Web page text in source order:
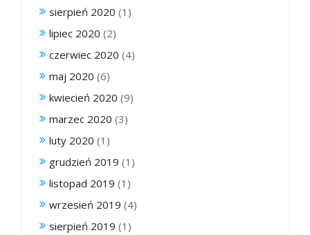
sierpień 2020 (1)
lipiec 2020 (2)
czerwiec 2020 (4)
maj 2020 (6)
kwiecień 2020 (9)
marzec 2020 (3)
luty 2020 (1)
grudzień 2019 (1)
listopad 2019 (1)
wrzesień 2019 (4)
sierpień 2019 (1)